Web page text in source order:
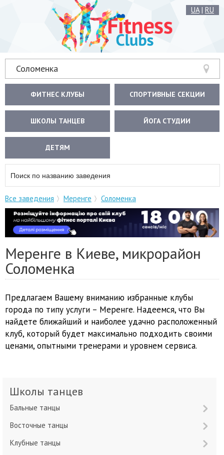
UA| RU
Соломенка
ФИТНЕС КЛУБЫ СПОРТИВНЫЕ СЕКЦИИ
ШКОЛЫ ТАНЦЕВ ЙОГА СТУДИИ
ДЕТЯМ
Все заведения Меренге Соломенка
Меренге в Киеве, микрорайон
Соломенка
Предлагаем Вашему вниманию избранные клубы
города по типу услуги – Меренге. Надеемся, что Вы
найдете ближайший и наиболее удачно расположенный
клуб, который будет максимально подходить своими
ценами, опытными тренерами и уровнем сервиса.
Школы танцев
Бальные танцы
Восточные танцы
Клубные танцы